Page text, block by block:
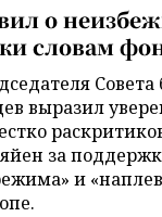
о
словам
Совета
выразил
за
и